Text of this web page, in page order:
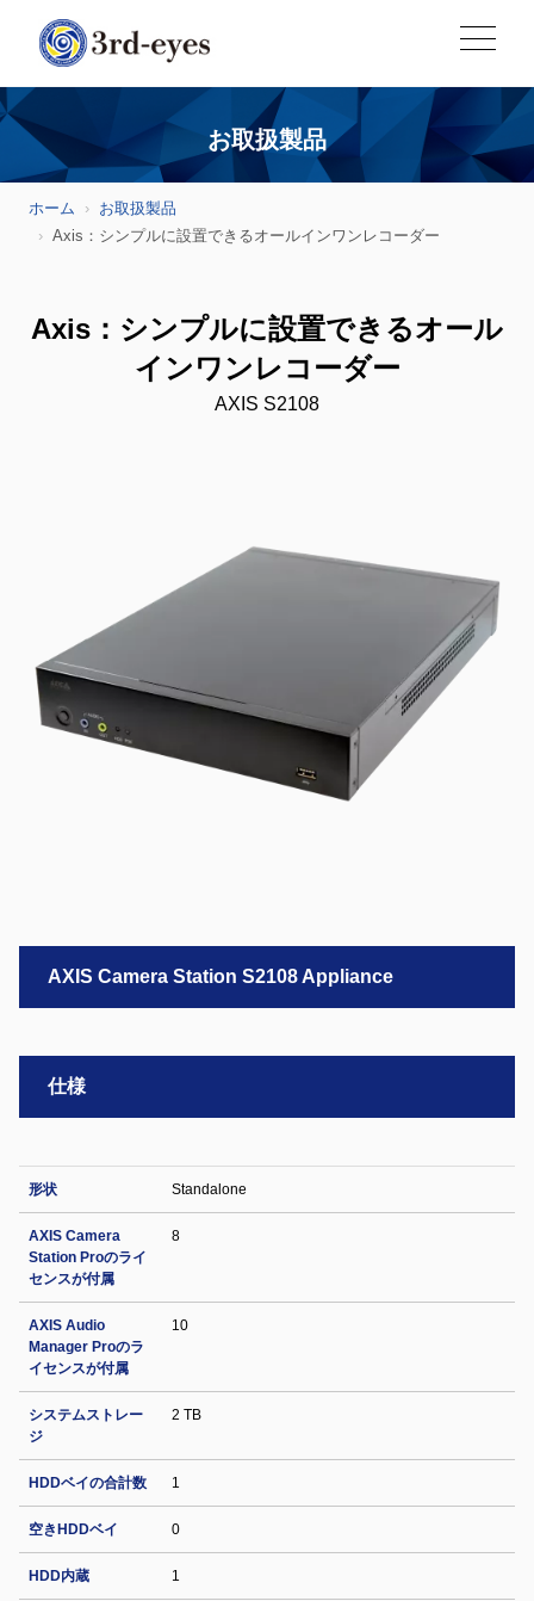
お取扱製品
ホーム
お取扱製品
Axis：シンプルに設置できるオールインワンレコーダー
Axis：シンプルに設置できるオール
インワンレコーダー
AXIS S2108
AXIS Camera Station S2108 Appliance
仕様
形状 Standalone
AXIS Camera
Station Proのライ
センスが付属
8
AXIS Audio
Manager Proのラ
イセンスが付属
10
システムストレー
ジ
2 TB
HDDベイの合計数 1
空きHDDベイ 0
HDD内蔵 1